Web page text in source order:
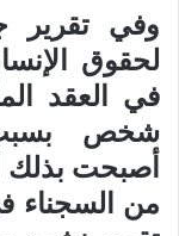
وفي تقرير
لحقوق
شخص بسبب
أصبحت بذلك
من السجناء